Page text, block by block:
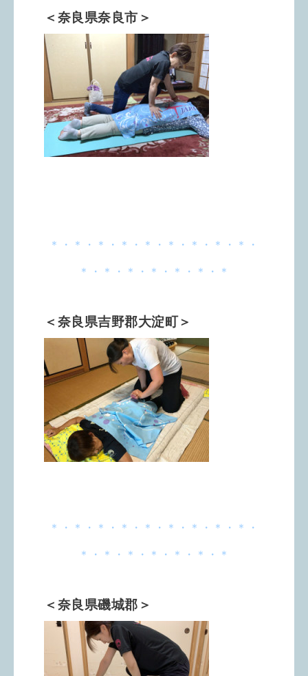
＜奈良県奈良市＞
＊・＊・＊・＊・＊・＊・＊・＊・＊・
＊・＊・＊・＊・＊・＊・＊
＜奈良県吉野郡大淀町＞
＊・＊・＊・＊・＊・＊・＊・＊・＊・
＊・＊・＊・＊・＊・＊・＊
＜奈良県磯城郡＞